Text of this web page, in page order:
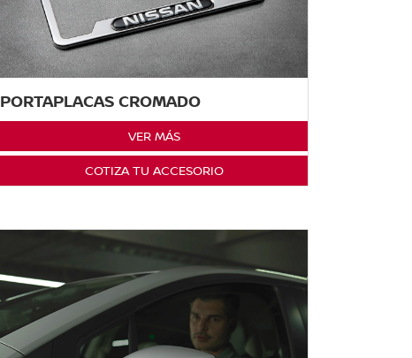
PORTAPLACAS CROMADO
VER MÁS
COTIZA TU ACCESORIO